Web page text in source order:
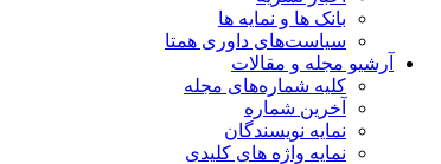
بانک ها و نمایه ها
سیاست‌های داوری همتا
آرشیو مجله و مقالات
کلیه شماره‌های مجله
آخرین شماره
نمایه نویسندگان
نمایه واژه های کلیدی